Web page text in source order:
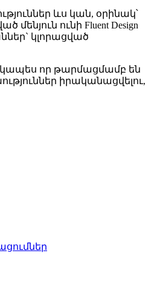
ևս կան, օրինակ՝
ունի Fluent Design
կլորացված
որ թարմացմամբ են
իրականացվելու,